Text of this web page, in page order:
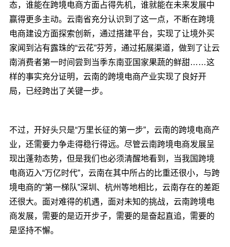
态，谁能在跨境电商方面占得先机，谁就能在未来发展中
赢得更多主动。云南省充分认识到了这一点，不断在跨境
电商建设方面探索创新，通过搭建平台，实现了让境外买
家闻到沾有露珠的“云花”芬芳，通过拓展渠道，做到了让云
南消费者第一时间尝到当季东南亚国家果蔬的鲜甜……这
样的事实充分证明，云南的跨境电商产业实现了良好开
局，已经跨出了关键一步。
不过，开好头只是“万里长征的第一步”，云南的跨境电商产
业，还需要力争走得稳行得远。尽管云南跨境电商发展呈
现出蓬勃态势，但是我们也必须清醒地看到，当我国跨境
电商迈入“万亿时代”，云南在其中所占的比重还很小，与跨
境电商的“第一梯队”深圳、杭州等地相比，云南存在的差距
还很大。面对难得的机遇，面对未知的挑战，云南跨境电
商发展，需要的是迈开步子，需要的是奋起直追，需要的
是坚持不懈。